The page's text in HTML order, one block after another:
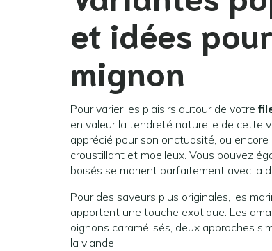
et idées
mignon
Pour varier les plaisirs autour de votre
en valeur la tendreté naturelle de cette
apprécié pour son onctuosité, ou
croustillant et moelleux. Vous pouvez
boisés se marient parfaitement avec la
Pour des saveurs plus originales, les
apportent une touche exotique. Les
oignons caramélisés, deux approches
la viande.